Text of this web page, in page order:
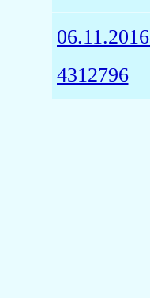
06.11.2016
4312796